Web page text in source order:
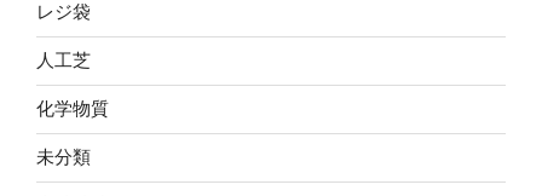
レジ袋
人工芝
化学物質
未分類